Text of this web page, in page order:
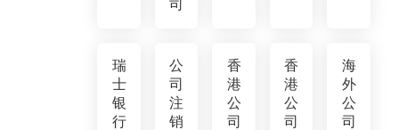
司
瑞
士
银
行
公
司
注
销
香
港
公
司
香
港
公
司
海
外
公
司